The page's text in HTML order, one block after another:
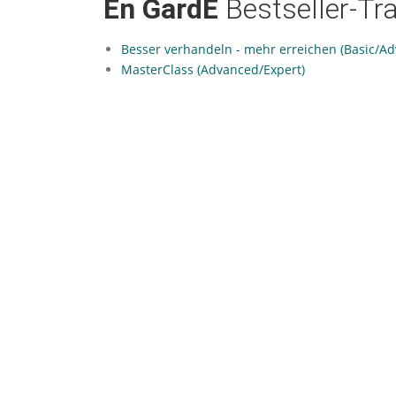
En GardE Bestseller-
Besser verhandeln - mehr erreichen (Basic/
MasterClass (Advanced/Expert)